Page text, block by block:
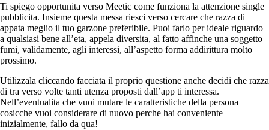
Ti spiego opportunita verso Meetic come funziona la attenzione single
pubblicita. Insieme questa messa riesci verso cercare che razza di
appata meglio il tuo garzone preferibile. Puoi farlo per ideale riguardo
a qualsiasi bene all’eta, appela diversita, al fatto affinche una soggetto
fumi, validamente, agli interessi, all’aspetto forma addirittura molto
prossimo.
Utilizzala cliccando facciata il proprio questione anche decidi che razza
di tra verso volte tanti utenza proposti dall’app ti interessa.
Nell’eventualita che vuoi mutare le caratteristiche della persona
cosicche vuoi considerare di nuovo perche hai conveniente
inizialmente, fallo da qua!